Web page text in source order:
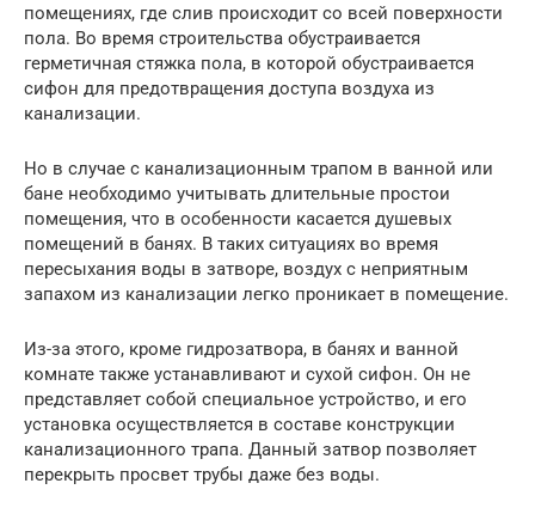
помещениях, где слив происходит со всей поверхности
пола. Во время строительства обустраивается
герметичная стяжка пола, в которой обустраивается
сифон для предотвращения доступа воздуха из
канализации.
Но в случае с канализационным трапом в ванной или
бане необходимо учитывать длительные простои
помещения, что в особенности касается душевых
помещений в банях. В таких ситуациях во время
пересыхания воды в затворе, воздух с неприятным
запахом из канализации легко проникает в помещение.
Из-за этого, кроме гидрозатвора, в банях и ванной
комнате также устанавливают и сухой сифон. Он не
представляет собой специальное устройство, и его
установка осуществляется в составе конструкции
канализационного трапа. Данный затвор позволяет
перекрыть просвет трубы даже без воды.